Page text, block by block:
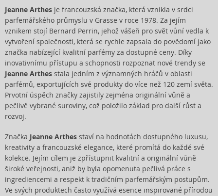
Jeanne Arthes je francouzská značka, která vznikla v srdci
parfemářského průmyslu v Grasse v roce 1978. Za jejím
vznikem stojí Bernard Perrin, jehož vášeň pro svět vůní vedla k
vytvoření společnosti, která se rychle zapsala do povědomí jako
značka nabízející kvalitní parfémy za dostupné ceny. Díky
inovativnímu přístupu a schopnosti rozpoznat nové trendy se
Jeanne Arthes stala jedním z významných hráčů v oblasti
parfémů, exportujících své produkty do více než 120 zemí světa.
Prvotní úspěch značky zajistily zejména originální vůně a
pečlivě vybrané suroviny, což položilo základ pro další růst a
rozvoj.
Značka Jeanne Arthes staví na hodnotách dostupného luxusu,
kreativity a francouzské elegance, které promítá do každé své
kolekce. Jejím cílem je zpřístupnit kvalitní a originální vůně
široké veřejnosti, aniž by byla opomenuta pečlivá práce s
ingrediencemi a respekt k tradičním parfemářským postupům.
Ve svých produktech často využívá esence inspirované přírodou